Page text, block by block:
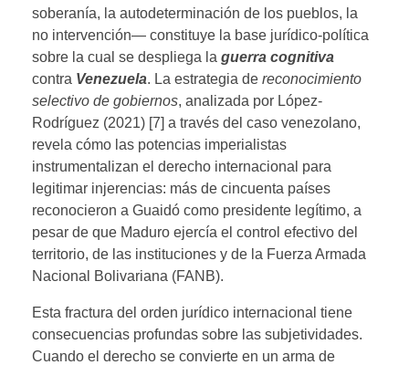
soberanía, la autodeterminación de los pueblos, la
no intervención— constituye la base jurídico-política
sobre la cual se despliega la guerra cognitiva
contra Venezuela. La estrategia de reconocimiento
selectivo de gobiernos, analizada por López-
Rodríguez (2021) [7] a través del caso venezolano,
revela cómo las potencias imperialistas
instrumentalizan el derecho internacional para
legitimar injerencias: más de cincuenta países
reconocieron a Guaidó como presidente legítimo, a
pesar de que Maduro ejercía el control efectivo del
territorio, de las instituciones y de la Fuerza Armada
Nacional Bolivariana (FANB).
Esta fractura del orden jurídico internacional tiene
consecuencias profundas sobre las subjetividades.
Cuando el derecho se convierte en un arma de